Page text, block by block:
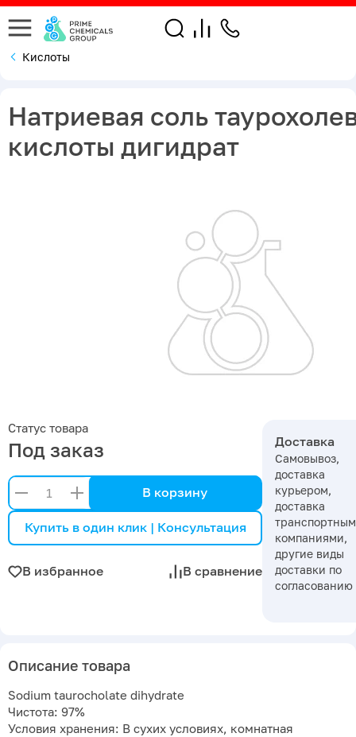
Кислоты
Натриевая соль
кислоты дигидрат
Статус товара
Под заказ
В корзину
Купить в один клик | Консультация
В избранное В сравнение
Доставка
Самовывоз,
доставка
курьером,
доставка
компаниями,
другие виды
доставки по
согласованию
Описание товара
Sodium taurocholate dihydrate
Чистота: 97%
Условия хранения: В сухих условиях, комнатная